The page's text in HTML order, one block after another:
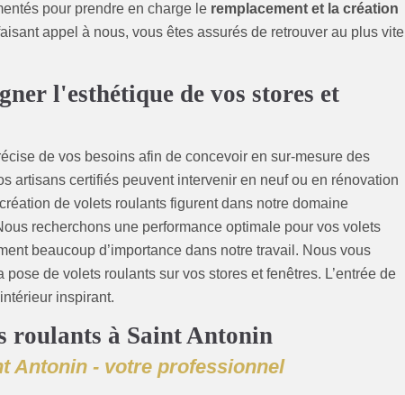
pour prendre en charge le remplacement et la création
appel à nous, vous êtes assurés de retrouver au plus vite
l'esthétique de vos stores et
de vos besoins afin de concevoir en sur-mesure des
artisans certifiés peuvent intervenir en neuf ou en rénovation
de volets roulants figurent dans notre domaine
recherchons une performance optimale pour vos volets
beaucoup d’importance dans notre travail. Nous vous
de volets roulants sur vos stores et fenêtres. L’entrée de
inspirant.
roulants à Saint Antonin
Antonin - votre professionnel